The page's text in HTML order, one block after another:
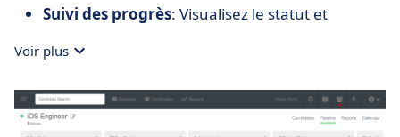
Suivi des progrès: Visualisez le statut et
à pourvoir.
Voir plus